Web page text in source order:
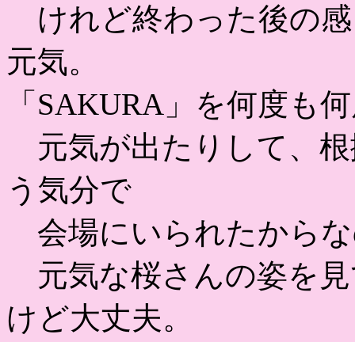
けれど終わった後の
元気。
「SAKURA」を何度も
元気が出たりして、
う気分で
会場にいられたから
元気な桜さんの姿を
けど大丈夫。